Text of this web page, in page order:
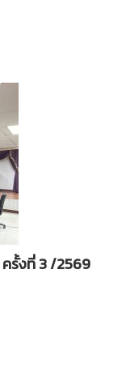
ครั้งที่ 3 /2569